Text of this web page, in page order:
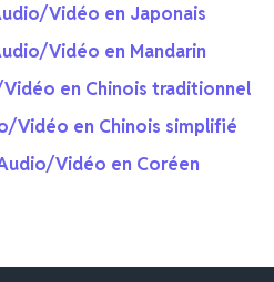
Vidéo en Japonais
Vidéo en Mandarin
Vidéo en Chinois traditionnel
Vidéo en Chinois simplifié
Vidéo en Coréen